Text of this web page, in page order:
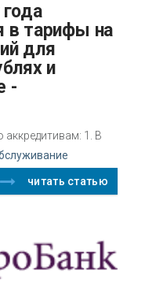
в тарифы на
для
и
-
1. В
читать статью